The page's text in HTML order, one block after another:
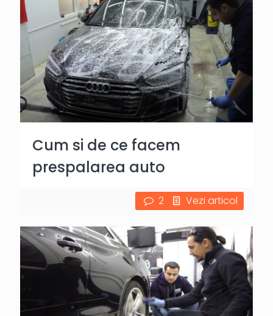
Cum si de ce facem
prespalarea auto
2 Vezi articol